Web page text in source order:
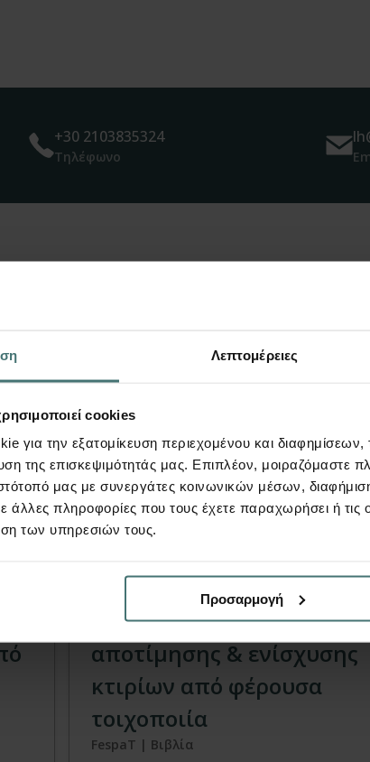
Λεπτομέρειες
cookies
για την εξατομίκευση περιεχομένου και
της επισκεψιμότητάς μας. Επιπλέον, μοιραζόμαστε
μας με συνεργάτες κοινωνικών μέσων,
άλλες πληροφορίες που τους έχετε παραχωρήσει ή τις
των υπηρεσιών τους.
Προσαρμογή
+30 2103835324
Τηλέφωνο
επίσης να σας
Παραδείγματα μελετών
αποτίμησης & ενίσχυσης
κτιρίων από φέρουσα
τοιχοποιία
FespaT | Βιβλία